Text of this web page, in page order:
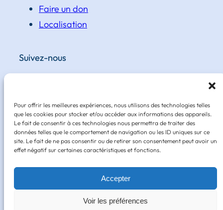
Pour offrir les meilleures expériences, nous utilisons des technologies telles
que les cookies pour stocker et/ou accéder aux informations des appareils.
Le fait de consentir à ces technologies nous permettra de traiter des
données telles que le comportement de navigation ou les ID uniques sur ce
site. Le fait de ne pas consentir ou de retirer son consentement peut avoir un
effet négatif sur certaines caractéristiques et fonctions.
Accepter
Voir les préférences
Faire un don
Localisation
Suivez-nous
LinkedIn
Design ©CG-graphisme
Mentions légales et politique de confidentialité